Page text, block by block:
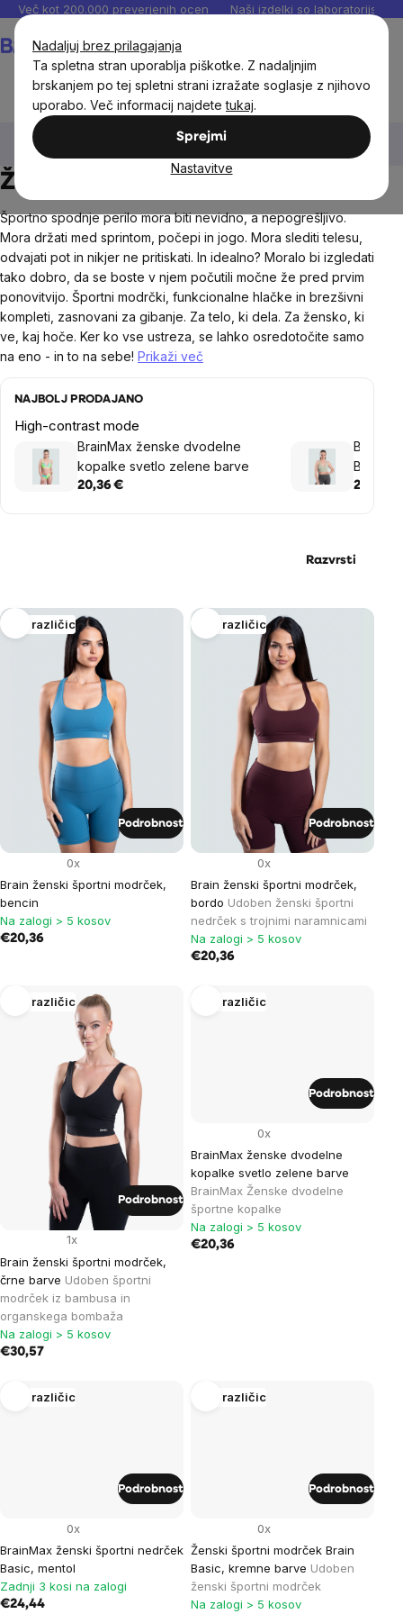
Nadaljuj brez prilagajanja
Ta spletna stran uporablja piškotke. Z nadaljnjim
brskanjem po tej spletni strani izražate soglasje z njihovo
uporabo. Več informacij najdetetukaj.
Sprejmi
Nastavitve
Preskoči
vsebino
Več kot 200.000 preverjenih ocen Naši izdelki so laboratorijsko
Športna oblačila za ženske
Žensko športno spodnje perilo
Žensko športno spodnje perilo
Športno spodnje perilo mora biti nevidno, a nepogrešljivo.
Mora držati med sprintom, počepi in jogo. Mora slediti telesu,
odvajati pot in nikjer ne pritiskati. In idealno? Moralo bi izgledati
tako dobro, da se boste v njem počutili močne že pred prvim
ponovitvijo. Športni modrčki, funkcionalne hlačke in brezšivni
kompleti, zasnovani za gibanje. Za telo, ki dela. Za žensko, ki
ve, kaj hoče. Ker ko vse ustreza, se lahko osredotočite samo
na eno - in to na sebe! Prikaži več
NAJBOLJ PRODAJANO
High-contrast mode
BrainMax ženske dvodelne
kopalke svetlo zelene barve
20,36 €
Basic,
24,44 €
Razvrsti
List
products
Več različic
Brain ženski športni modrček,
bencin
0x
Na zalogi > 5 kosov
€20,36
Podrobnost
Več različic
Brain ženski športni modrček,
bordo Udoben ženski športni
nedrček s trojnimi naramnicami
0x
Na zalogi > 5 kosov
€20,36
Podrobnost
Več različic
Brain ženski športni modrček,
črne barve Udoben športni
modrček iz bambusa in
organskega bombaža
1x
Na zalogi > 5 kosov
€30,57
Podrobnost
Več različic
BrainMax ženske dvodelne
kopalke svetlo zelene barve
BrainMax Ženske dvodelne
športne kopalke
0x
Na zalogi > 5 kosov
€20,36
Podrobnost
Več različic
BrainMax ženski športni nedrček
Basic, mentol
0x
Zadnji 3 kosi na zalogi
€24,44
Podrobnost
Več različic
Ženski športni modrček Brain
Basic, kremne barve Udoben
ženski športni modrček
0x
Na zalogi > 5 kosov
Podrobnost